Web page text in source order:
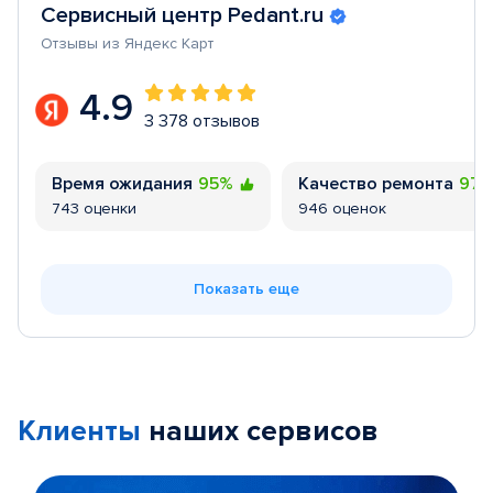
Сервисный центр Pedant.ru
Отзывы из Яндекс Карт
4.9 3 378 отзывов
Время ожидания 95%
743 оценки
Качество ремонта
946 оценок
Показать еще
Клиенты наших сервисов